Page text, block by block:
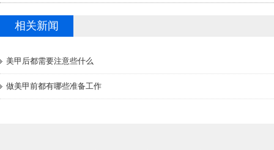
相关新闻
美甲后都需要注意些什么
做美甲前都有哪些准备工作